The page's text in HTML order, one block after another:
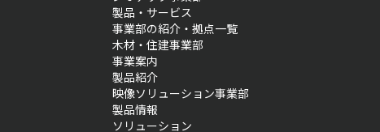
製品・サービス
事業部の紹介・拠点一覧
木材・住建事業部
事業案内
製品紹介
映像ソリューション事業部
製品情報
ソリューション